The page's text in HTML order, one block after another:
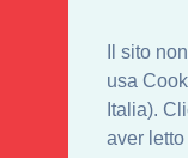
Il sito
usa
Italia).
aver letto
IL 1°